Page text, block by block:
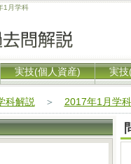
月学科
実技(個人資産) 実技
科解説 ＞ 2017年1月学